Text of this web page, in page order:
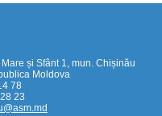
și Sfânt 1, mun. Chișinău
Moldova
78
23